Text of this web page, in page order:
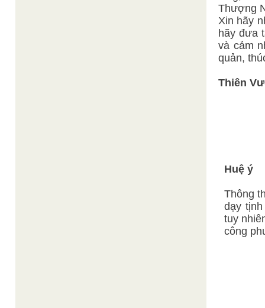
Thượng
Xin hãy
hãy đưa
và cảm
quản,
Thiên
Huệ ý
Thông
dạy
tuy
công